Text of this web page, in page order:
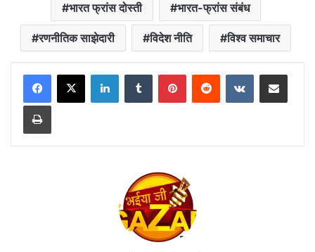
भारत फ्रांस दोस्ती भारत-फ्रांस संबंध
रणनीतिक साझेदारी विदेश नीति विश्व समाचार
LinkedInTumblr PinterestReddit VKontakteShare via Email
Print